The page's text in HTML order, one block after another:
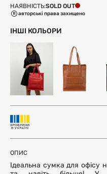
НАЯВНІСТЬ:SOLD OUT
авторські права захищено
ІНШІ КОЛЬОРИ
ОПИС
Ідеальна сумка для офісу